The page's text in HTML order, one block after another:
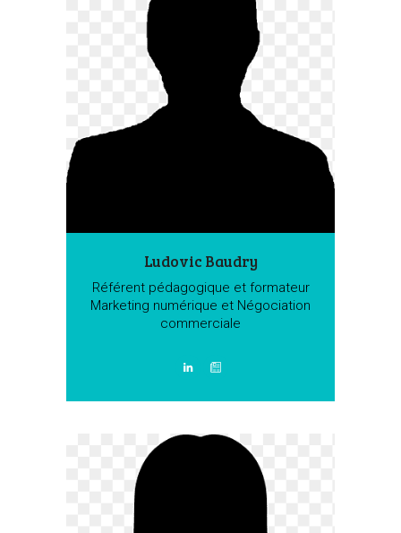
Ludovic Baudry
Référent pédagogique et formateur
Marketing numérique et Négociation
commerciale